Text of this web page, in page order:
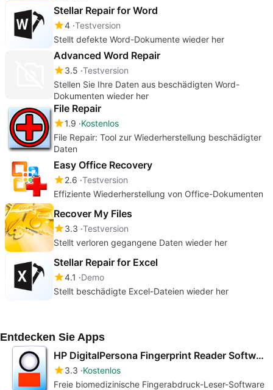
Stellar Repair for Word
4 Testversion
Stellt defekte Word-Dokumente wieder her
Advanced Word Repair
3.5 Testversion
Stellen Sie Ihre Daten aus beschädigten Word-
Dokumenten wieder her
File Repair
1.9 Kostenlos
File Repair: Tool zur Wiederherstellung beschädigter
Daten
Easy Office Recovery
2.6 Testversion
Effiziente Wiederherstellung von Office-Dokumenten
Recover My Files
3.3 Testversion
Stellt verloren gegangene Daten wieder her
Stellar Repair for Excel
4.1
Demo
Stellt beschädigte Excel-Dateien wieder her
Entdecken Sie Apps
HP DigitalPersona Fingerprint Reader Software
3.3 Kostenlos
Freie biomedizinische Fingerabdruck-Leser-Software